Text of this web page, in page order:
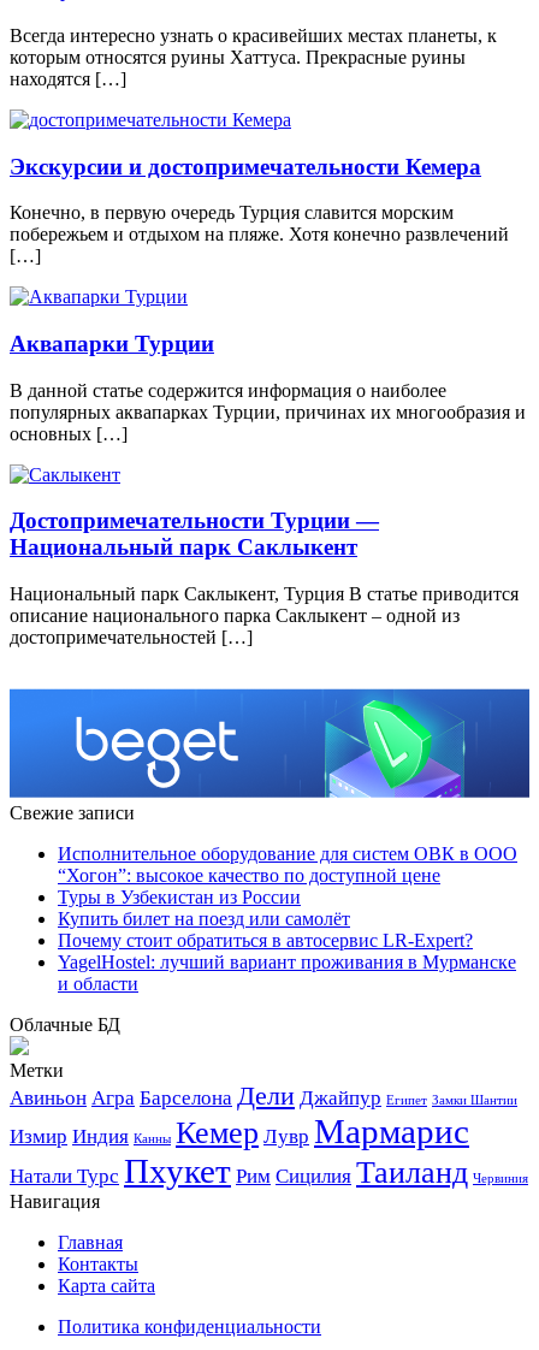
Всегда интересно узнать о красивейших местах планеты, к
которым относятся руины Хаттуса. Прекрасные руины
находятся […]
Экскурсии и достопримечательности Кемера
Конечно, в первую очередь Турция славится морским
побережьем и отдыхом на пляже. Хотя конечно развлечений
[…]
Аквапарки Турции
В данной статье содержится информация о наиболее
популярных аквапарках Турции, причинах их многообразия и
основных […]
Достопримечательности Турции —
Национальный парк Саклыкент
Национальный парк Саклыкент, Турция В статье приводится
описание национального парка Саклыкент – одной из
достопримечательностей […]
Свежие записи
Исполнительное оборудование для систем ОВК в ООО
“Хогон”: высокое качество по доступной цене
Туры в Узбекистан из России
Купить билет на поезд или самолёт
Почему стоит обратиться в автосервис LR-Expert?
YagelHostel: лучший вариант проживания в Мурманске
и области
Облачные БД
Метки
Авиньон Агра Барселона Дели Джайпур Египет Замки Шантии
Измир Индия Канны Кемер Лувр Мармарис
Натали Турс Пхукет Рим Сицилия Таиланд Червиния
Навигация
Главная
Контакты
Карта сайта
Политика конфиденциальности